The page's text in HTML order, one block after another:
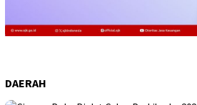
DAERAH